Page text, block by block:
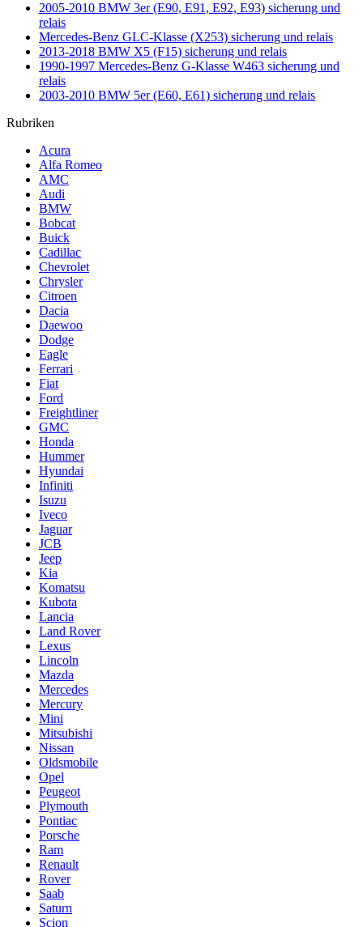
2005-2010 BMW 3er (E90, E91, E92, E93) sicherung und
relais
Mercedes-Benz GLC-Klasse (X253) sicherung und relais
2013-2018 BMW X5 (F15) sicherung und relais
1990-1997 Mercedes-Benz G-Klasse W463 sicherung und
relais
2003-2010 BMW 5er (E60, E61) sicherung und relais
Rubriken
Acura
Alfa Romeo
AMC
Audi
BMW
Bobcat
Buick
Cadillac
Chevrolet
Chrysler
Citroen
Dacia
Daewoo
Dodge
Eagle
Ferrari
Fiat
Ford
Freightliner
GMC
Honda
Hummer
Hyundai
Infiniti
Isuzu
Iveco
Jaguar
JCB
Jeep
Kia
Komatsu
Kubota
Lancia
Land Rover
Lexus
Lincoln
Mazda
Mercedes
Mercury
Mini
Mitsubishi
Nissan
Oldsmobile
Opel
Peugeot
Plymouth
Pontiac
Porsche
Ram
Renault
Rover
Saab
Saturn
Scion